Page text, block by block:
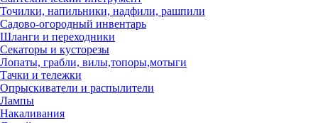
Точилки, напильники, надфили, рашпили
Садово-огородный инвентарь
Шланги и переходники
Секаторы и кусторезы
Лопаты, грабли, вилы,топоры,мотыги
Тачки и тележки
Опрыскиватели и распылители
Лампы
Накаливания